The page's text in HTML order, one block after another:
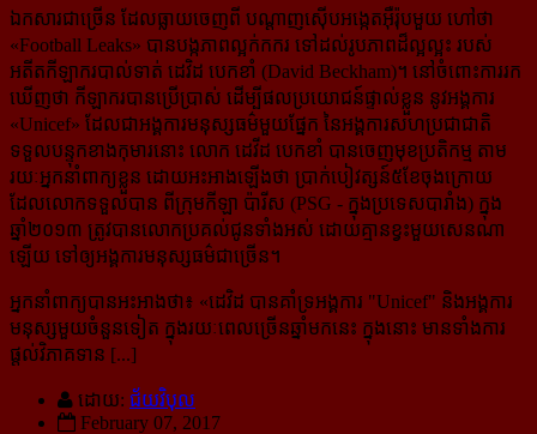
ឯកសារជាច្រើន ដែលធ្លាយចេញពី បណ្ដាញស៊ើបអង្កេតអ៊ឺរ៉ុបមួយ ហៅថា
«Football Leaks» បាន​បង្ក​ភាព​ល្អក់​កករ ទៅដល់​រូបភាព​ដ៏ល្អល្អះ របស់
អតីតកីឡាករបាល់ទាត់ ដេវិដ បេកខាំ (David Beckham)។ នៅ​ចំពោះការរក
ឃើញថា កីឡាករបានប្រើប្រាស់ ដើម្បីផលប្រយោជន៍ផ្ទាល់ខ្លួន នូវអង្គការ
«Unicef» ដែល​ជា​អង្គការមនុស្ស​ធម៌​មួយ​ផ្នែក នៃអង្គការសហប្រជាជាតិ
ទទួលបន្ទុកខាងកុមារនោះ លោក ដេវីដ បេកខាំ បាន​ចេញ​មុខ​ប្រតិកម្ម តាម​
រយៈ​អ្នកនាំពាក្យខ្លួន ដោយអះអាង​ឡើងថា ប្រាក់បៀវត្សន៍​៥ខែ​ចុង​ក្រោយ
ដែល​លោក​ទទួល​បាន ពី​ក្រុម​កីឡា ប៉ារីស (PSG - ក្នុងប្រទេសបារាំង) ក្នុង​
ឆ្នាំ២០១៣ ត្រូវបាន​លោកប្រគល់​ជូន​ទាំងអស់ ដោយគ្មានខ្វះ​មួយ​សេន​ណា​
ឡើយ ទៅឲ្យអង្គការ​មនុស្សធម៌​ជាច្រើន។
អ្នកនាំពាក្យបានអះអាងថា៖ «ដេវិដ បានគាំទ្រ​អង្គការ "Unicef" និងអង្គការ​
មនុស្ស​មួយ​ចំនួន​ទៀត ក្នុង​រយៈ​ពេល​ច្រើន​ឆ្នាំ​មក​នេះ ក្នុងនោះ មានទាំងការ
ផ្ដល់​វិភាគទាន [...]
ដោយ: ជ័យវិបុល
February 07, 2017